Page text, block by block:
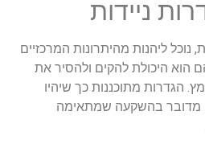
ניידות
נוכל ליהנות מהיתרונות המרכזיים
הוא היכולת להקים ולהסיר את
הגדרות מתוכננות כך שיהיו
מדובר בהשקעה שמתאימה